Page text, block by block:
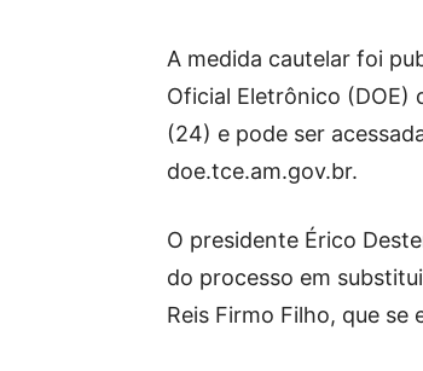
A medida cautelar foi
Oficial Eletrônico (DOE)
(24) e pode ser
doe.tce.am.gov.br.
O presidente Érico
do processo em
Reis Firmo Filho, que se